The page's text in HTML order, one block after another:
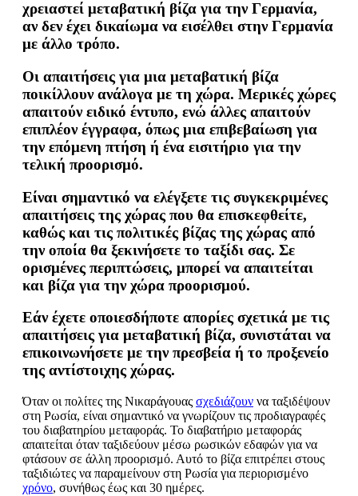
χρειαστεί μεταβατική βίζα για την Γερμανία,
αν δεν έχει δικαίωμα να εισέλθει στην Γερμανία
με άλλο τρόπο.
Οι απαιτήσεις για μια μεταβατική βίζα
ποικίλλουν ανάλογα με τη χώρα. Μερικές χώρες
απαιτούν ειδικό έντυπο, ενώ άλλες απαιτούν
επιπλέον έγγραφα, όπως μια επιβεβαίωση για
την επόμενη πτήση ή ένα εισιτήριο για την
τελική προορισμό.
Είναι σημαντικό να ελέγξετε τις συγκεκριμένες
απαιτήσεις της χώρας που θα επισκεφθείτε,
καθώς και τις πολιτικές βίζας της χώρας από
την οποία θα ξεκινήσετε το ταξίδι σας. Σε
ορισμένες περιπτώσεις, μπορεί να απαιτείται
και βίζα για την χώρα προορισμού.
Εάν έχετε οποιεσδήποτε απορίες σχετικά με τις
απαιτήσεις για μεταβατική βίζα, συνιστάται να
επικοινωνήσετε με την πρεσβεία ή το προξενείο
της αντίστοιχης χώρας.
Όταν οι πολίτες της Νικαράγουας σχεδιάζουν να ταξιδέψουν
στη Ρωσία, είναι σημαντικό να γνωρίζουν τις προδιαγραφές
του διαβατηρίου μεταφοράς. Το διαβατήριο μεταφοράς
απαιτείται όταν ταξιδεύουν μέσω ρωσικών εδαφών για να
φτάσουν σε άλλη προορισμό. Αυτό το βίζα επιτρέπει στους
ταξιδιώτες να παραμείνουν στη Ρωσία για περιορισμένο
χρόνο, συνήθως έως και 30 ημέρες.